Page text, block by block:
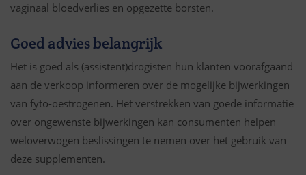
vaginaal bloedverlies en opgezette borsten.
Goed advies belangrijk
Het is goed als (assistent)drogisten hun klanten voorafgaand
aan de verkoop informeren over de mogelijke bijwerkingen
van fyto-oestrogenen. Het verstrekken van goede informatie
over ongewenste bijwerkingen kan consumenten helpen
weloverwogen beslissingen te nemen over het gebruik van
deze supplementen.